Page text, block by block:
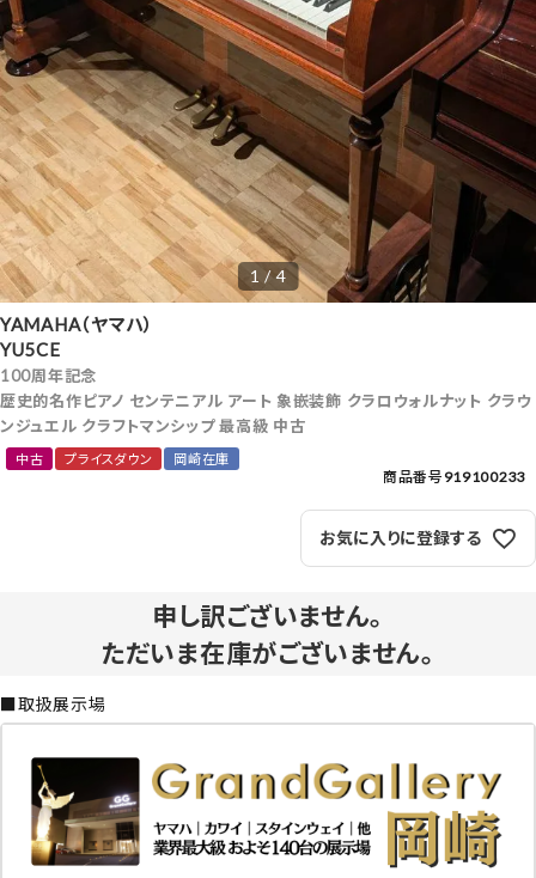
1 / 4
YAMAHA（ヤマハ）
YU5CE
100周年記念
歴史的名作ピアノ センテニアル アート 象嵌装飾 クラロウォルナット クラウ
ンジュエル クラフトマンシップ 最高級 中古
中古 プライスダウン 岡崎在庫
商品番号 919100233
お気に入りに登録する
申し訳ございません。
ただいま在庫がございません。
■取扱展示場